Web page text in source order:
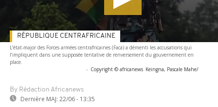
L’état-major des Forces armées centrafricaines (Faca) a démenti les accusations qui
l’impliquent dans une supposée tentative de renversement du gouvernement en
place.
- Copyright © africanews Keingna, Pascale Mahe/
By Rédaction Africanews
Dernière MAJ: 22/06 - 13:35
RÉPUBLIQUE CENTRAFRICAINE